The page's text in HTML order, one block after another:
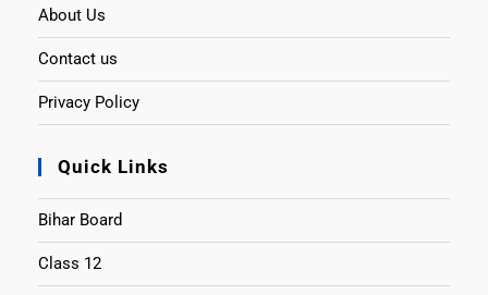
About Us
Contact us
Privacy Policy
Quick Links
Bihar Board
Class 12